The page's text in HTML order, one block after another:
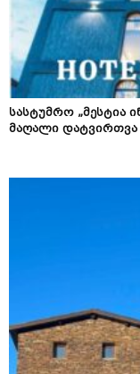
სასტუმრო „მესტია
მაღალი